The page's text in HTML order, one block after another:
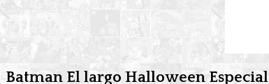
Batman El largo Halloween Especial